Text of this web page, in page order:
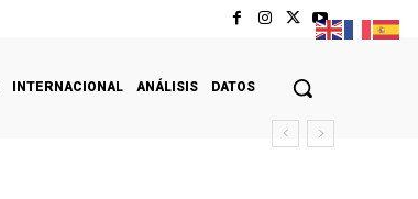
INTERNACIONAL ANÁLISIS DATOS